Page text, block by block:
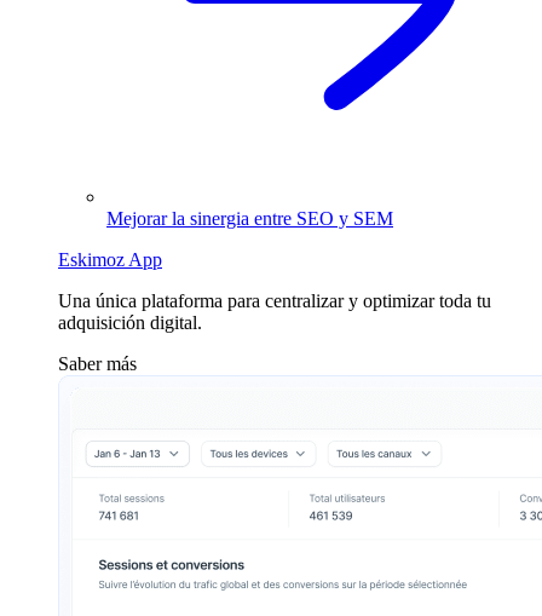
Mejorar la sinergia entre SEO y SEM
Eskimoz App
Una única plataforma para centralizar y optimizar toda tu
adquisición digital.
Saber más